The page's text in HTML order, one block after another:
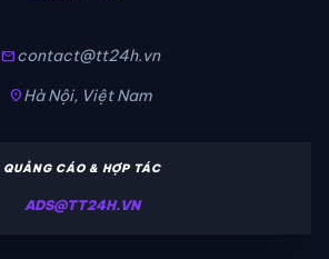
mailcontact@tt24h.vn
location_onHà Nội, Việt Nam
QUẢNG CÁO & HỢP TÁC
ADS@TT24H.VN